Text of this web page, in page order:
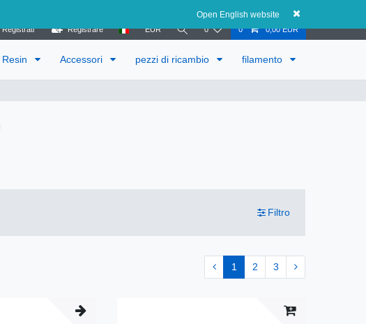
Open English website
Registrati Registrare EUR 0 0 0,00 EUR
Resin Accessori pezzi di ricambio filamento
Filtro
1 2 3